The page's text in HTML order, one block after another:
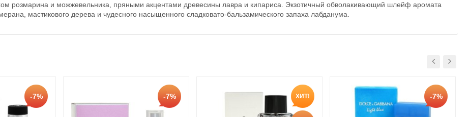
розмарина и можжевельника, пряными акцентами древесины лавра и кипариса. Экзотичный обволакивающий шлейф аромата
мастикового дерева и чудесного насыщенного сладковато-бальзамического запаха лабданума.
-7% -7% ХИТ! -7%